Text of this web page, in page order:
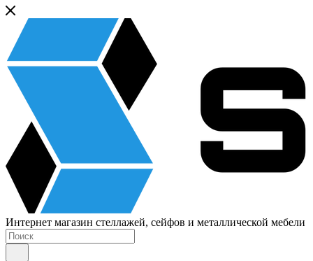
Интернет магазин стеллажей, сейфов и металлической мебели